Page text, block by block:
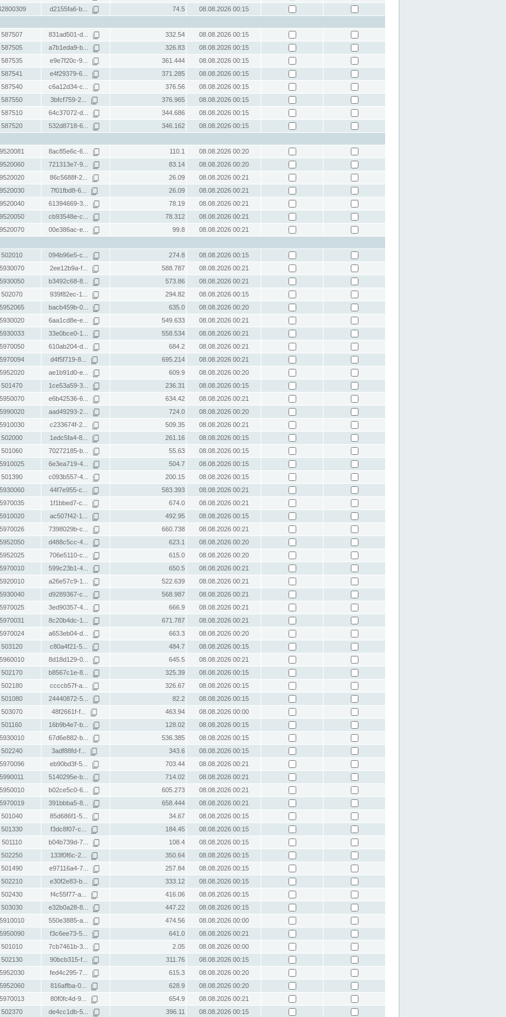
d2155fa6-b... 74.5
08.08.2026 00:15
587507 831ad501-d... 332.54
08.08.2026 00:15
587505 a7b1eda9-b... 326.83
08.08.2026 00:15
587535 e9e7f20c-9... 361.444
08.08.2026 00:15
587541 e4f29379-6... 371.285
08.08.2026 00:15
587540 c6a12d34-c... 376.56
08.08.2026 00:15
587550 3bfcf759-2... 376.965
08.08.2026 00:15
587510 64c37072-d... 344.686
08.08.2026 00:15
587520 532d8718-6... 346.162
08.08.2026 00:15
9520081 8ac85e6c-6... 110.1
08.08.2026 00:20
9520060 721313e7-9... 83.14
08.08.2026 00:20
9520020 86c5688f-2... 26.09
08.08.2026 00:21
9520030 7f01fbd8-6... 26.09
08.08.2026 00:21
9520040 61394669-3... 78.19
08.08.2026 00:21
9520050 cb93548e-c... 78.312
08.08.2026 00:21
9520070 00e386ac-e... 99.8
08.08.2026 00:21
502010 094b96e5-c... 274.8
08.08.2026 00:15
5930070 2ee12b9a-f... 588.787
08.08.2026 00:21
5930050 b3492c68-8... 573.86
08.08.2026 00:21
502070 939f82ec-1... 294.82
08.08.2026 00:15
5952065 bacb459b-0... 635.0
08.08.2026 00:20
5930020 6aa1cd8e-e... 549.633
08.08.2026 00:21
5930033 33e0bce0-1... 558.534
08.08.2026 00:21
5970050 610ab204-d... 684.2
08.08.2026 00:21
5970094 d4f5f719-8... 695.214
08.08.2026 00:21
5952020 ae1b91d0-e... 609.9
08.08.2026 00:20
501470 1ce53a59-3... 236.31
08.08.2026 00:15
5950070 e6b42536-6... 634.42
08.08.2026 00:21
5990020 aad49293-2... 724.0
08.08.2026 00:20
5910030 c233674f-2... 509.35
08.08.2026 00:21
502000 1edc5fa4-8... 261.16
08.08.2026 00:15
501060 70272185-b... 55.63
08.08.2026 00:15
5910025 6e3ea719-4... 504.7
08.08.2026 00:15
501390 c093b557-4... 200.15
08.08.2026 00:15
5930060 44f7e955-c... 583.393
08.08.2026 00:21
5970035 1f1bbed7-c... 674.0
08.08.2026 00:21
5910020 ac507f42-1... 492.95
08.08.2026 00:15
5970026 7398029b-c... 660.738
08.08.2026 00:21
5952050 d488c5cc-4... 623.1
08.08.2026 00:20
5952025 706e5110-c... 615.0
08.08.2026 00:20
5970010 599c23b1-4... 650.5
08.08.2026 00:21
5920010 a26e57c9-1... 522.639
08.08.2026 00:21
5930040 d9289367-c... 568.987
08.08.2026 00:21
5970025 3ed90357-4... 666.9
08.08.2026 00:21
5970031 8c20b4dc-1... 671.787
08.08.2026 00:21
5970024 a653eb04-d... 663.3
08.08.2026 00:20
503120 c80a4f21-5... 484.7
08.08.2026 00:15
5960010 8d18d129-0... 645.5
08.08.2026 00:21
502170 b8567c1e-8... 325.39
08.08.2026 00:15
502180 ccccb57f-a... 326.67
08.08.2026 00:15
501080 24440872-5... 82.2
08.08.2026 00:15
503070 48f2661f-f... 463.94
08.08.2026 00:00
501160 16b9b4e7-b... 128.02
08.08.2026 00:15
5930010 67d6e882-b... 536.385
08.08.2026 00:15
502240 3adf88fd-f... 343.6
08.08.2026 00:15
5970096 eb90bd3f-5... 703.44
08.08.2026 00:21
5990011 5140295e-b... 714.02
08.08.2026 00:21
5950010 b02ce5c0-6... 605.273
08.08.2026 00:21
5970019 391bbba5-8... 658.444
08.08.2026 00:21
501040 85d686f1-5... 34.67
08.08.2026 00:15
501330 f3dc8f07-c... 184.45
08.08.2026 00:15
501110 b04b739d-7... 108.4
08.08.2026 00:15
502250 133f0f6c-2... 350.64
08.08.2026 00:15
501490 e97116a4-7... 257.84
08.08.2026 00:15
502210 e30f2e83-b... 333.12
08.08.2026 00:15
502430 f4c55f77-a... 416.06
08.08.2026 00:15
503030 e32b0a28-8... 447.22
08.08.2026 00:15
5910010 550e3885-a... 474.56
08.08.2026 00:00
5950090 f3c6ee73-5... 641.0
08.08.2026 00:21
501010 7cb7461b-3... 2.05
08.08.2026 00:00
502130 90bcb315-f... 311.76
08.08.2026 00:15
5952030 fed4c295-7... 615.3
08.08.2026 00:20
5952060 816affba-0... 628.9
08.08.2026 00:20
5970013 80f0fc4d-9... 654.9
08.08.2026 00:21
502370 de4cc1db-5... 396.11 08.08.2026 00:15